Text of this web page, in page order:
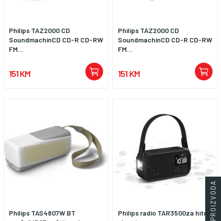
Philips TAZ2000 CD
SoundmachinCD CD-R CD-RW
FM...
151 KM
Philips TAZ2000 CD
SoundmachinCD CD-R CD-RW
FM...
151 KM
Philips TAS4807W BT
Philips radio TAR3500za hitne